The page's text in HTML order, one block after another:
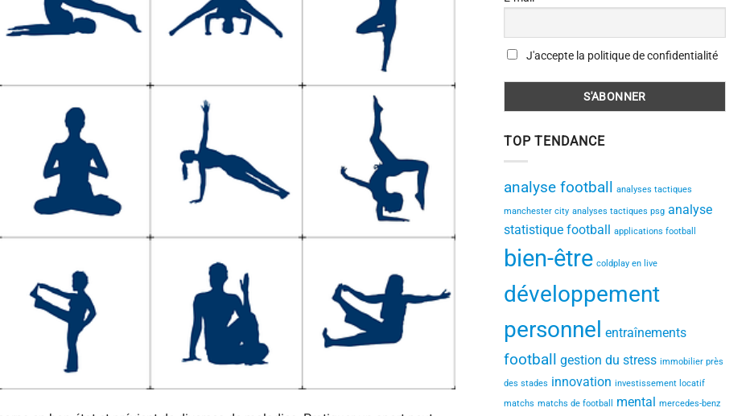
J'accepte la politique de confidentialité
TOP TENDANCE
analyse football analyses tactiques
manchester city analyses tactiques psg analyse
statistique football applications football
bien-être coldplay en live
développement
personnel entraînements
football gestion du stress immobilier près
des stades innovation investissement locatif
matchs matchs de football mental mercedes-benz